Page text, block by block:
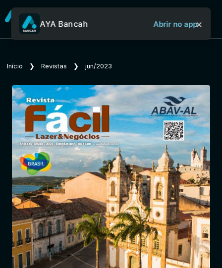
Sobre o Aya Bancah
Revistas
Jornais
Notícias
Entrar
AYA Bancah Abrir no app×
Início ❯ Revistas ❯ jun/2023